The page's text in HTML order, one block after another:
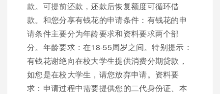
款。可提前还款，还款后恢复额度可循环借
款。和您分享有钱花的申请条件：有钱花的申
请条件主要分为年龄要求和资料要求两个部
分。年龄要求：在18-55周岁之间。特别提示：
有钱花谢绝向在校大学生提供消费分期贷款，
如您是在校大学生，请您放弃申请。资料要
求：申请过程中需要提供您的二代身份证、本